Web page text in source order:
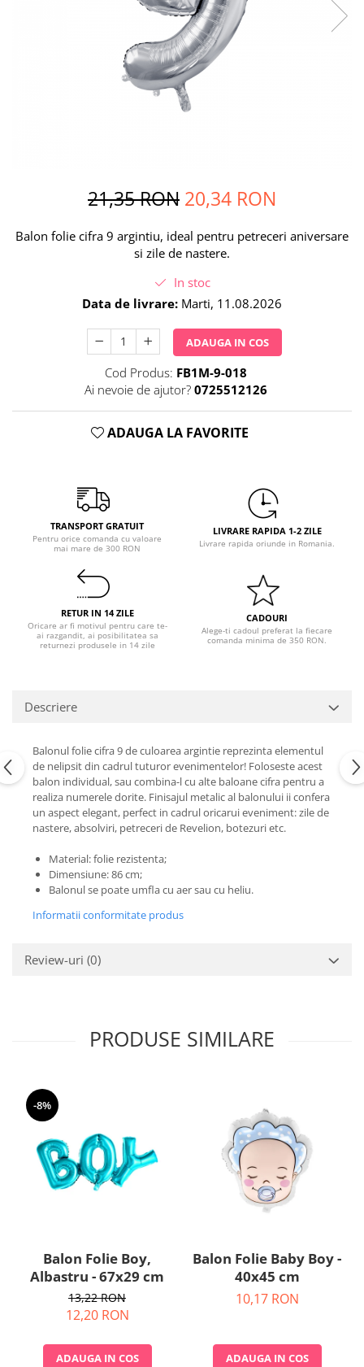
Petrecere Super Mario
Petrecere Buburuza Miraculoasa
Petrecere LOL Surprise
Petrecere Mica Sirena
Petrecere Minnie Mouse
Petrecere Printese Disney
Petreceri Adulti
Petrecere Disco
Petrecere Anii '20
Petrecere Mexicana
Petrecere Majorat
Petrecere 40 Ani
Anul Nou
Gender Reveal
Halloween
Paste
Petrecere 1 An
Petrecerea Burlacitelor
Petreceri Aniversare
21,35 RON 20,34 RON
Balon folie cifra 9 argintiu, ideal pentru petreceri aniversare
si zile de nastere.
In stoc
Data de livrare: Marti, 11.08.2026
ADAUGA IN COS
Cod Produs: FB1M-9-018
Ai nevoie de ajutor? 0725512126
ADAUGA LA FAVORITE
TRANSPORT GRATUIT
Pentru orice comanda cu valoare
mai mare de 300 RON
LIVRARE RAPIDA 1-2 ZILE
Livrare rapida oriunde in Romania.
RETUR IN 14 ZILE
Oricare ar fi motivul pentru care te-
ai razgandit, ai posibilitatea sa
returnezi produsele in 14 zile
CADOURI
Alege-ti cadoul preferat la fiecare
comanda minima de 350 RON.
Descriere
Balonul folie cifra 9 de culoarea argintie reprezinta elementul
de nelipsit din cadrul tuturor evenimentelor! Foloseste acest
balon individual, sau combina-l cu alte baloane cifra pentru a
realiza numerele dorite. Finisajul metalic al balonului ii confera
un aspect elegant, perfect in cadrul oricarui eveniment: zile de
nastere, absolviri, petreceri de Revelion, botezuri etc.
Material: folie rezistenta;
Dimensiune: 86 cm;
Balonul se poate umfla cu aer sau cu heliu.
Informatii conformitate produs
Review-uri (0)
PRODUSE SIMILARE
-8%
Balon Folie Boy,
Albastru - 67x29 cm
13,22 RON
12,20 RON
ADAUGA IN COS
Balon Folie Baby Boy -
40x45 cm
10,17 RON
ADAUGA IN COS